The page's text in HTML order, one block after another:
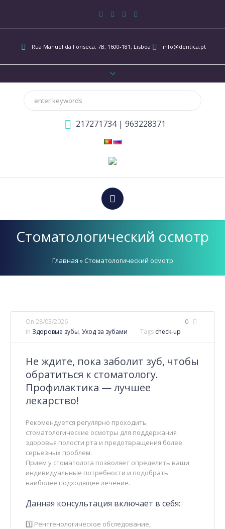
Rua Manuel da Fonseca, 7B, 1600-181, Lisboa info@dentica.pt
217271734 |963228371
Стоматологический осмотр
Главная »Стоматологический осмотр
0
On 28/03/2026
In Здоровые зубы, Уход за зубами Tags check-up
Не ждите, пока заболит зуб, чтобы
обратиться к стоматологу.
Профилактика — лучшее
лекарство!
Рекомендуется регулярно проходить
стоматологические осмотры для поддержания
здоровья полости рта и предотвращения более
серьезных проблем.
Прием у стоматолога позволяет определить ваши
индивидуальные потребности и подобрать
наиболее подходящее лечение.
Данная консультация включает в себя:
1️⃣ Рентгенологическое обследование,